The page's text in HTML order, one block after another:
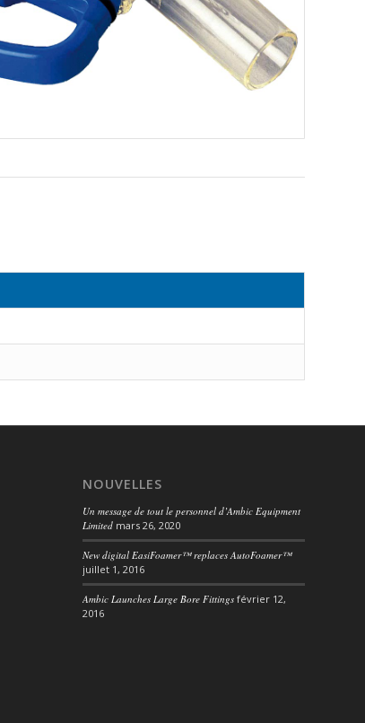
NOUVELLES
Un message de tout le personnel d’Ambic Equipment
Limited mars 26, 2020
New digital EasiFoamer™ replaces AutoFoamer™
juillet 1, 2016
Ambic Launches Large Bore Fittings février 12,
2016